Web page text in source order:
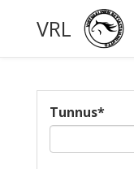
VRL
Tunnus*